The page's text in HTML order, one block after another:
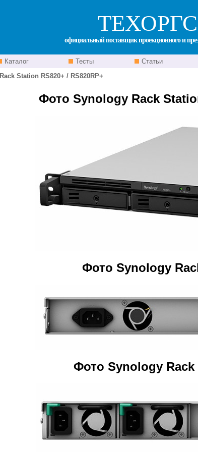
официальный поставщик проекционного и
Каталог Тесты Статьи
Rack Station RS820+ / RS820RP+
Фото Synology Rack
Фото Synology
Фото Synology Rack